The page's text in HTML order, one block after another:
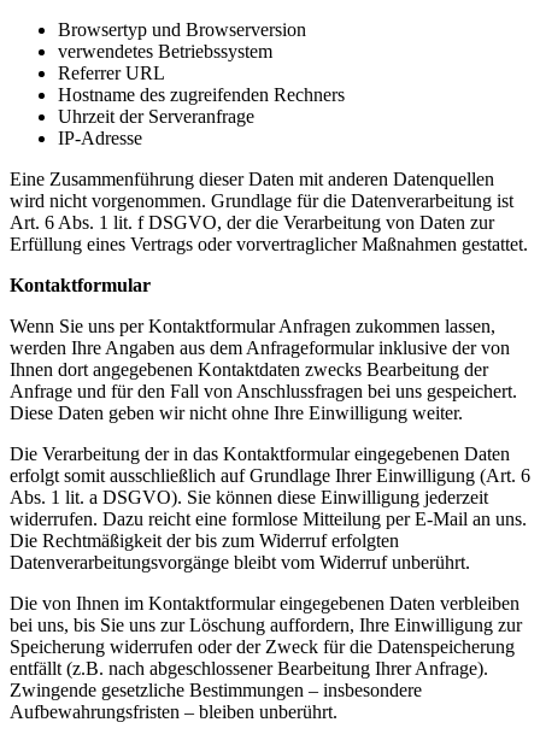
Browsertyp und Browserversion
verwendetes Betriebssystem
Referrer URL
Hostname des zugreifenden Rechners
Uhrzeit der Serveranfrage
IP-Adresse
Eine Zusammenführung dieser Daten mit anderen Datenquellen
wird nicht vorgenommen. Grundlage für die Datenverarbeitung ist
Art. 6 Abs. 1 lit. f DSGVO, der die Verarbeitung von Daten zur
Erfüllung eines Vertrags oder vorvertraglicher Maßnahmen gestattet.
Kontaktformular
Wenn Sie uns per Kontaktformular Anfragen zukommen lassen,
werden Ihre Angaben aus dem Anfrageformular inklusive der von
Ihnen dort angegebenen Kontaktdaten zwecks Bearbeitung der
Anfrage und für den Fall von Anschlussfragen bei uns gespeichert.
Diese Daten geben wir nicht ohne Ihre Einwilligung weiter.
Die Verarbeitung der in das Kontaktformular eingegebenen Daten
erfolgt somit ausschließlich auf Grundlage Ihrer Einwilligung (Art. 6
Abs. 1 lit. a DSGVO). Sie können diese Einwilligung jederzeit
widerrufen. Dazu reicht eine formlose Mitteilung per E-Mail an uns.
Die Rechtmäßigkeit der bis zum Widerruf erfolgten
Datenverarbeitungsvorgänge bleibt vom Widerruf unberührt.
Die von Ihnen im Kontaktformular eingegebenen Daten verbleiben
bei uns, bis Sie uns zur Löschung auffordern, Ihre Einwilligung zur
Speicherung widerrufen oder der Zweck für die Datenspeicherung
entfällt (z.B. nach abgeschlossener Bearbeitung Ihrer Anfrage).
Zwingende gesetzliche Bestimmungen – insbesondere
Aufbewahrungsfristen – bleiben unberührt.